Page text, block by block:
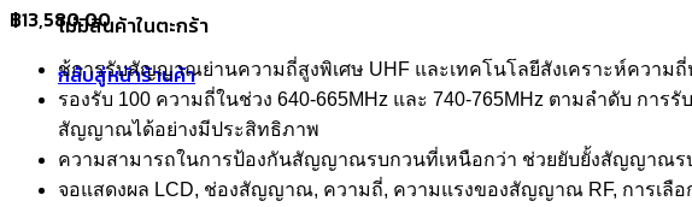
ไม่มีสินค้าในตะกร้า
กลับสู่หน้าร้านค้า
฿13,580.00
ช้การรับสัญญาณย่านความถี่สูงพิเศษ UHF และเทคโนโลยีสังเคราะห์ความ
รองรับ 100 ความถี่ในช่วง 640-665MHz และ 740-765MHz ตามลำดับ กา
สัญญาณได้อย่างมีประสิทธิภาพ
ความสามารถในการป้องกันสัญญาณรบกวนที่เหนือกว่า ช่วยยับยั้งสัญญาณ
จอแสดงผล LCD, ช่องสัญญาณ, ความถี่, ความแรงของสัญญาณ RF, การเลื